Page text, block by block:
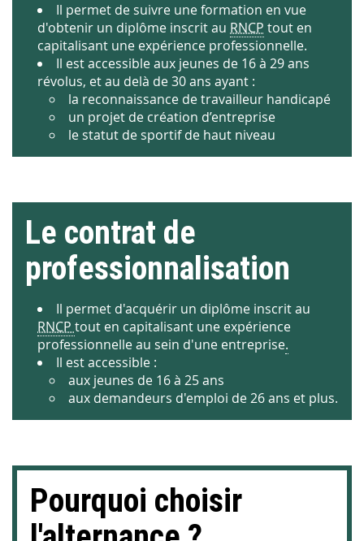
Il permet de suivre une formation en vue
d'obtenir un diplôme inscrit au RNCP tout en
capitalisant une expérience professionnelle.
Il est accessible aux jeunes de 16 à 29 ans
révolus, et au delà de 30 ans ayant :
la reconnaissance de travailleur handicapé
un projet de création d’entreprise
le statut de sportif de haut niveau
Le contrat de
professionnalisation
Il permet d'acquérir un diplôme inscrit au
RNCP tout en capitalisant une expérience
professionnelle au sein d'une entreprise.
Il est accessible :
aux jeunes de 16 à 25 ans
aux demandeurs d'emploi de 26 ans et plus.
Pourquoi choisir